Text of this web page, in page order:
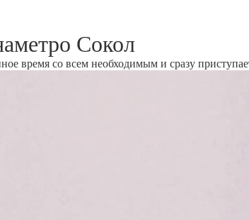
Сокол
время со всем необходимым и сразу